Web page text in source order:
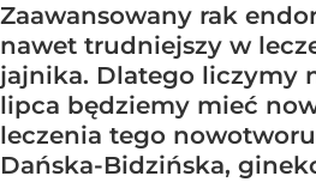
Zaawansowany rak
nawet trudniejszy w
jajnika. Dlatego liczymy
lipca będziemy mieć
leczenia tego
Dańska-Bidzińska,